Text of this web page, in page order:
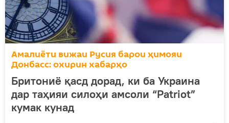
Амалиёти вижаи Русия барои ҳимояи
Донбасс: охирин хабарҳо
Бритониё қасд дорад, ки ба Украина
дар таҳияи силоҳи амсоли “Patriot”
кумак кунад